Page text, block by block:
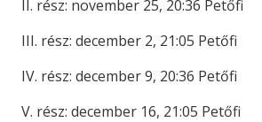
II. rész: november 25, 20:36 Petőfi
III. rész: december 2, 21:05 Petőfi
IV. rész: december 9, 20:36 Petőfi
V. rész: december 16, 21:05 Petőfi